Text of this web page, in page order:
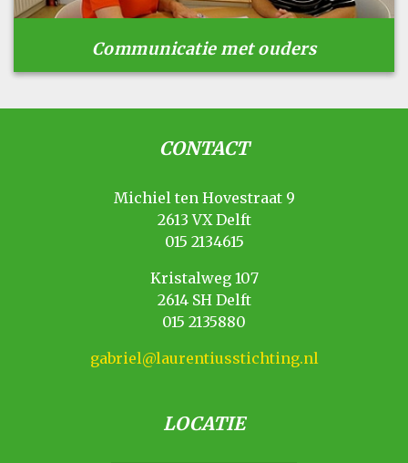
Communicatie met ouders
CONTACT
Michiel ten Hovestraat 9
2613 VX Delft
015 2134615
Kristalweg 107
2614 SH Delft
015 2135880
gabriel@laurentiusstichting.nl
LOCATIE